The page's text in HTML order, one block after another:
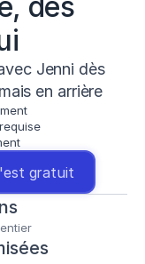
dès
Jenni dès
en arrière
gratuit